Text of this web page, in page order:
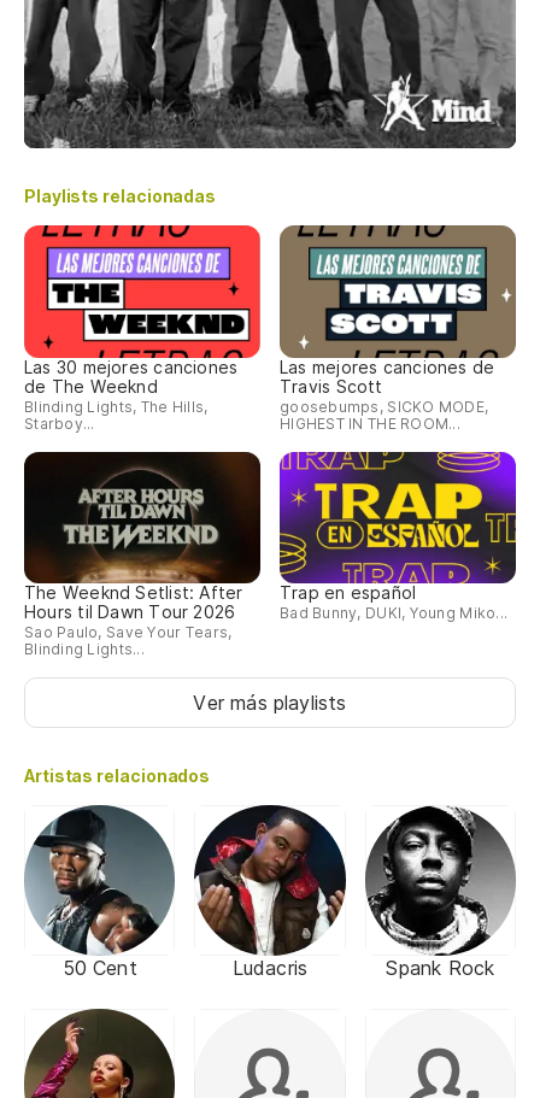
Playlists relacionadas
Las 30 mejores canciones
de The Weeknd
Blinding Lights, The Hills,
Starboy...
Las mejores canciones de
Travis Scott
goosebumps, SICKO MODE,
HIGHEST IN THE ROOM...
The Weeknd Setlist: After
Hours til Dawn Tour 2026
Sao Paulo, Save Your Tears,
Blinding Lights...
Trap en español
Bad Bunny, DUKI, Young Miko...
Ver más playlists
Artistas relacionados
50 Cent Ludacris Spank Rock